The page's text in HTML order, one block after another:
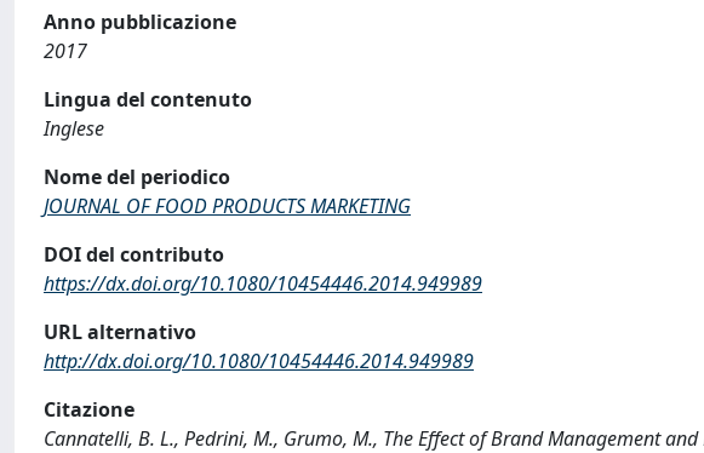
Anno pubblicazione
2017
Lingua del contenuto
Inglese
Nome del periodico
JOURNAL OF FOOD PRODUCTS MARKETING
DOI del contributo
https://dx.doi.org/10.1080/10454446.2014.949989
URL alternativo
http://dx.doi.org/10.1080/10454446.2014.949989
Citazione
Cannatelli, B. L., Pedrini, M., Grumo, M., The Effect of Brand Management